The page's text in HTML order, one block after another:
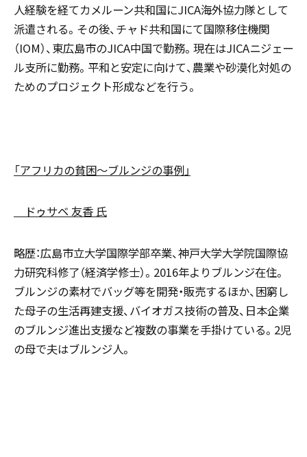
人経験を経てカメルーン共和国にJICA海外協力隊として
派遣される。その後、チャド共和国にて国際移住機関
（IOM）、東広島市のJICA中国で勤務。現在はJICAニジェー
ル支所に勤務。平和と安定に向けて、農業や砂漠化対処の
ためのプロジェクト形成などを行う。
「アフリカの貧困～ブルンジの事例」
ドゥサベ 友香 氏
略歴：広島市立大学国際学部卒業、神戸大学大学院国際協
力研究科修了（経済学修士）。2016年よりブルンジ在住。
ブルンジの素材でバッグ等を開発・販売するほか、困窮し
た母子の生活再建支援、バイオガス技術の普及、日本企業
のブルンジ進出支援など複数の事業を手掛けている。2児
の母で夫はブルンジ人。